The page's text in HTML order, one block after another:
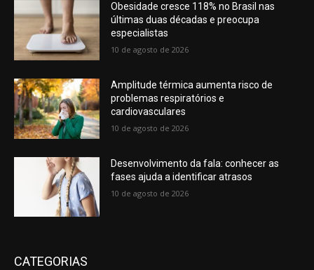
Obesidade cresce 118% no Brasil nas
últimas duas décadas e preocupa
especialistas
10 de agosto de 2026
Amplitude térmica aumenta risco de
problemas respiratórios e
cardiovasculares
10 de agosto de 2026
Desenvolvimento da fala: conhecer as
fases ajuda a identificar atrasos
10 de agosto de 2026
CATEGORIAS